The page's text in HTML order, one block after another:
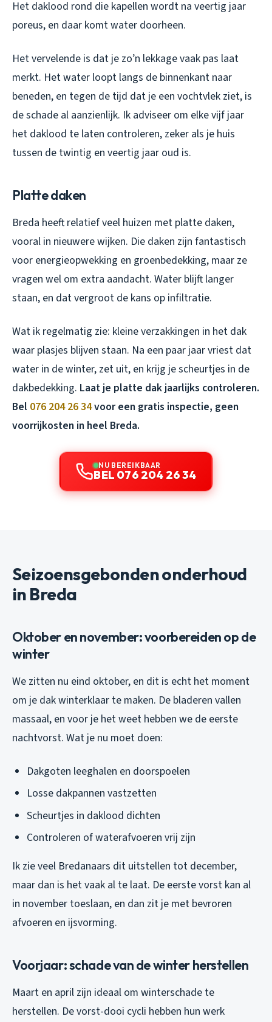
Het daklood rond die kapellen wordt na veertig jaar
poreus, en daar komt water doorheen.
Het vervelende is dat je zo’n lekkage vaak pas laat
merkt. Het water loopt langs de binnenkant naar
beneden, en tegen de tijd dat je een vochtvlek ziet, is
de schade al aanzienlijk. Ik adviseer om elke vijf jaar
het daklood te laten controleren, zeker als je huis
tussen de twintig en veertig jaar oud is.
Platte daken
Breda heeft relatief veel huizen met platte daken,
vooral in nieuwere wijken. Die daken zijn fantastisch
voor energieopwekking en groenbedekking, maar ze
vragen wel om extra aandacht. Water blijft langer
staan, en dat vergroot de kans op infiltratie.
Wat ik regelmatig zie: kleine verzakkingen in het dak
waar plasjes blijven staan. Na een paar jaar vriest dat
water in de winter, zet uit, en krijg je scheurtjes in de
dakbedekking. Laat je platte dak jaarlijks controleren.
Bel 076 204 26 34voor een gratis inspectie, geen
voorrijkosten in heel Breda.
NU BEREIKBAAR
BEL 076 204 26 34
Seizoensgebonden onderhoud
in Breda
Oktober en november: voorbereiden op de
winter
We zitten nu eind oktober, en dit is echt het moment
om je dak winterklaar te maken. De bladeren vallen
massaal, en voor je het weet hebben we de eerste
nachtvorst. Wat je nu moet doen:
Dakgoten leeghalen en doorspoelen
Losse dakpannen vastzetten
Scheurtjes in daklood dichten
Controleren of waterafvoeren vrij zijn
Ik zie veel Bredanaars dit uitstellen tot december,
maar dan is het vaak al te laat. De eerste vorst kan al
in november toeslaan, en dan zit je met bevroren
afvoeren en ijsvorming.
Voorjaar: schade van de winter herstellen
Maart en april zijn ideaal om winterschade te
herstellen. De vorst-dooi cycli hebben hun werk